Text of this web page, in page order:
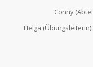
Conny
Helga